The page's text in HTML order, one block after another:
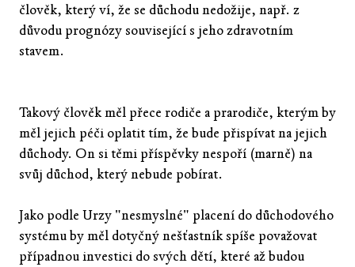
člověk, který ví, že se důchodu nedožije, např. z
důvodu prognózy související s jeho zdravotním
stavem.
Takový člověk měl přece rodiče a prarodiče, kterým by
měl jejich péči oplatit tím, že bude přispívat na jejich
důchody. On si těmi příspěvky nespoří (marně) na
svůj důchod, který nebude pobírat.
Jako podle Urzy "nesmyslné" placení do důchodového
systému by měl dotyčný nešťastník spíše považovat
případnou investici do svých dětí, které až budou